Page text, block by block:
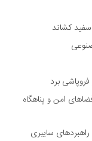
کشاند
برد
امن و پناهگاه
سایبری